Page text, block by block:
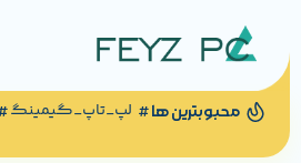
محبوبترین ها لپ_تاپ_گیمینگ